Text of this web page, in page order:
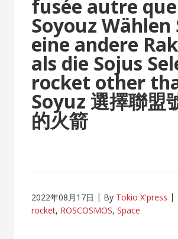
fusée autre
Soyouz Wählen
eine andere
als die Sojus
rocket other
Soyuz 選擇聯盟
的火箭​​​
2022年08月17日 By Tokio X'press
rocket, ROSCOSMOS,Space